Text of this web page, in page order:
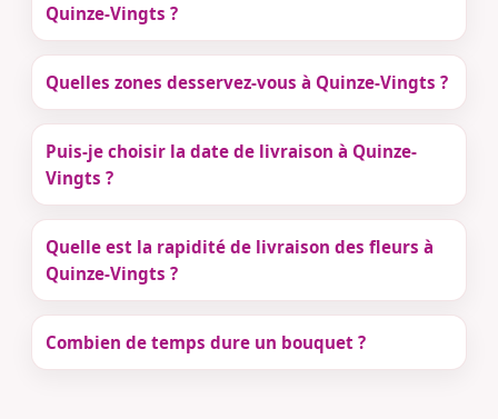
Quinze-Vingts ?
Quelles zones desservez-vous à Quinze-Vingts ?
Puis-je choisir la date de livraison à Quinze-
Vingts ?
Quelle est la rapidité de livraison des fleurs à
Quinze-Vingts ?
Combien de temps dure un bouquet ?